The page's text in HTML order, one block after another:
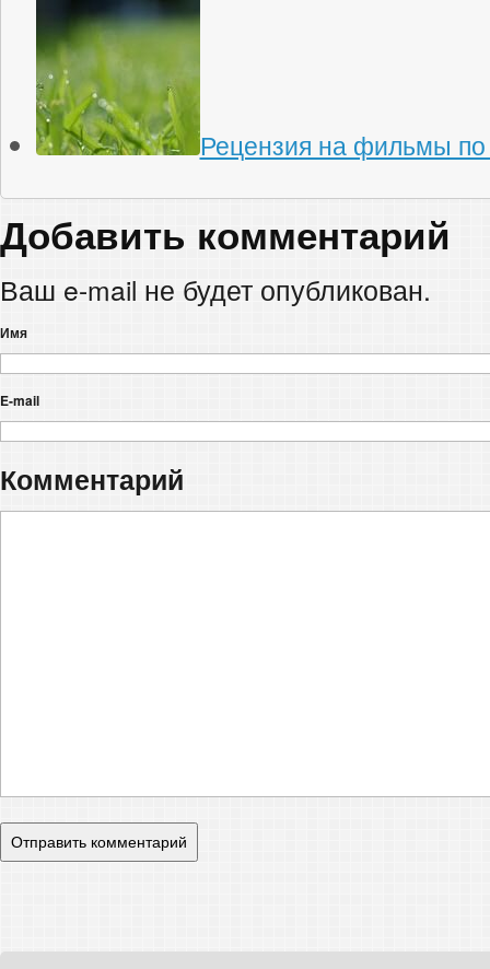
Рецензия на фильмы по
Добавить комментарий
Ваш e-mail не будет опубликован.
Имя
E-mail
Комментарий